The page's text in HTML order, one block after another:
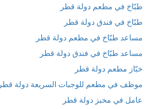
طبّاخ في مطعم دولة قطر
طبّاخ في فندق دولة قطر
مساعد طبّاخ في مطعم دولة قطر
مساعد طبّاخ في فندق دولة قطر
خبّاز مطعم دولة قطر
موظف في مطعم للوجبات السريعة دولة قطر
عامل في مخبز دولة قطر